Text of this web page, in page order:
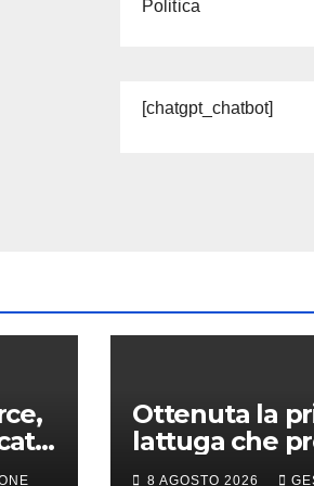
Politica
[chatgpt_chatbot]
Ottenuta la
lattuga che
una proteina
8 AGOSTO 2026